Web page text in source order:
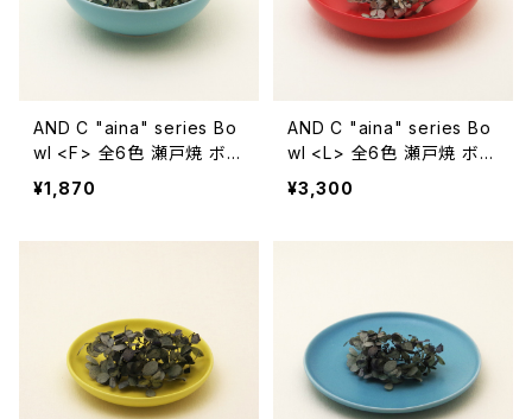
AND C "aina" series Bo
wl <F> 全6色 瀬戸焼 ボウ
ル【エムエムヨシハシ】【伝統
工芸品】【民藝品】【ギフト プ
¥1,870
AND C "aina" series Bo
wl <L> 全6色 瀬戸焼 ボウ
ル【エムエムヨシハシ】【伝統
工芸品】【民藝品】【ギフト プ
¥3,300